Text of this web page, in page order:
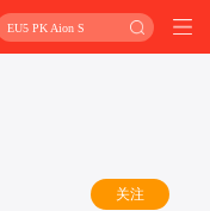
EU5 PK Aion S
关注